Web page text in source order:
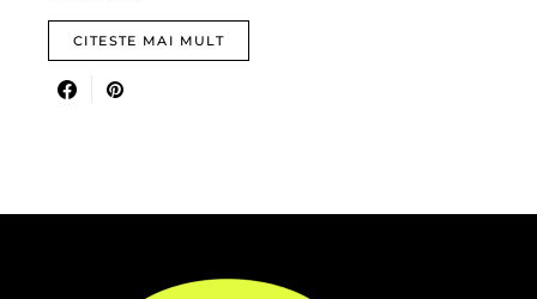
CITESTE MAI MULT